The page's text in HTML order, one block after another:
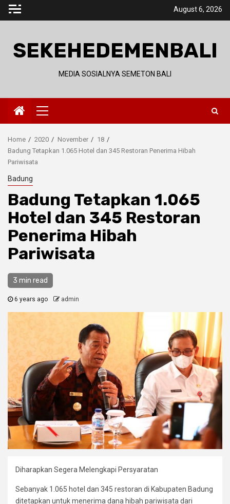
Skip
August 6, 2026
SEKEHEDEMENBALI
MEDIA SOSIALNYA SEMETON BALI
Primary
Menu
Home 2020 November
18
Badung Tetapkan 1.065 Hotel dan 345 Restoran Penerima Hibah
Pariwisata
Badung
Badung Tetapkan 1.065
Hotel dan 345 Restoran
Penerima Hibah
Pariwisata
3 min read
6 years ago admin
Diharapkan Segera Melengkapi Persyaratan
Sebanyak 1.065 hotel dan 345 restoran di Kabupaten Badung
ditetapkan untuk menerima dana hibah pariwisata dari